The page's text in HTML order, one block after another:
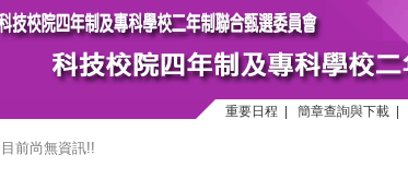
重要日程 簡章查詢與下載
目前尚無資訊!!